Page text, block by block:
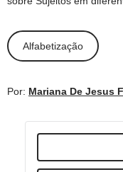
Alfabetização
Por: Mariana De Jesus